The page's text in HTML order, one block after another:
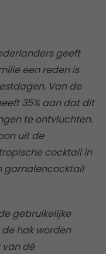
geeft
een reden is
Van de
35% aan dat dit
te ontvluchten.
uit de
cocktail in
garnalencocktail
gebruikelijke
hak worden
van dé